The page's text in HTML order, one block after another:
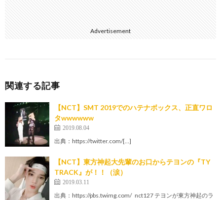
Advertisement
関連する記事
【NCT】SMT 2019でのハテナボックス、正直ワロ
タwwwwww
2019.08.04
出典：https://twitter.com/[…]
【NCT】東方神起大先輩のお口からテヨンの『TY
TRACK』が！！（涙）
2019.03.11
出典：https://pbs.twimg.com/ nct127 テヨンが東方神起のラ